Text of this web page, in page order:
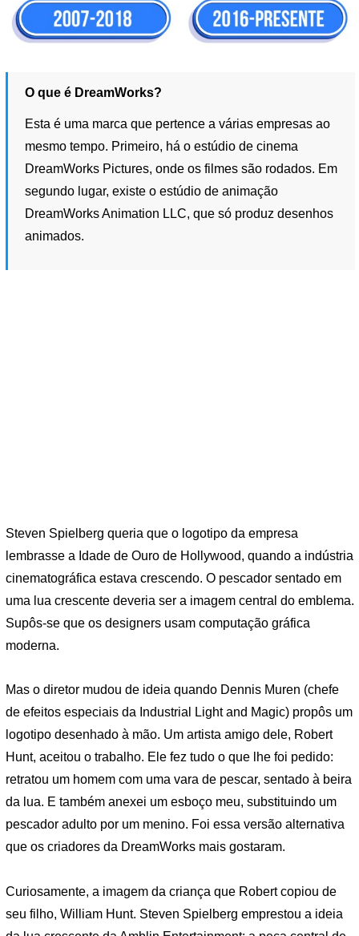
O que é DreamWorks?
Esta é uma marca que pertence a várias empresas ao
mesmo tempo. Primeiro, há o estúdio de cinema
DreamWorks Pictures, onde os filmes são rodados. Em
segundo lugar, existe o estúdio de animação
DreamWorks Animation LLC, que só produz desenhos
animados.
Steven Spielberg queria que o logotipo da empresa
lembrasse a Idade de Ouro de Hollywood, quando a indústria
cinematográfica estava crescendo. O pescador sentado em
uma lua crescente deveria ser a imagem central do emblema.
Supôs-se que os designers usam computação gráfica
moderna.
Mas o diretor mudou de ideia quando Dennis Muren (chefe
de efeitos especiais da Industrial Light and Magic) propôs um
logotipo desenhado à mão. Um artista amigo dele, Robert
Hunt, aceitou o trabalho. Ele fez tudo o que lhe foi pedido:
retratou um homem com uma vara de pescar, sentado à beira
da lua. E também anexei um esboço meu, substituindo um
pescador adulto por um menino. Foi essa versão alternativa
que os criadores da DreamWorks mais gostaram.
Curiosamente, a imagem da criança que Robert copiou de
seu filho, William Hunt. Steven Spielberg emprestou a ideia